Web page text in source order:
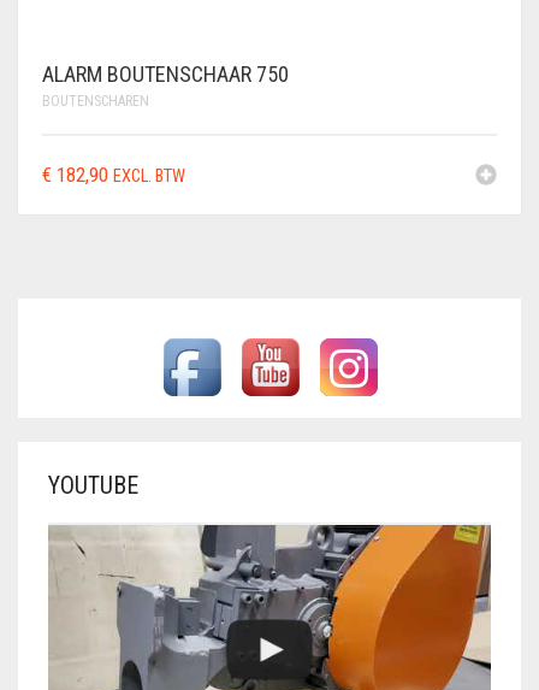
ALARM BOUTENSCHAAR 750
BOUTENSCHAREN
€ 182,90 EXCL. BTW
YOUTUBE